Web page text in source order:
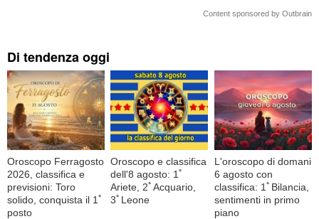
Content sponsored by Outbrain
Di tendenza oggi
Oroscopo Ferragosto
2026, classifica e
previsioni: Toro
solido, conquista il 1ﾟ
posto
Oroscopo e classifica
dell'8 agosto: 1ﾟ
Ariete, 2ﾟAcquario,
3ﾟLeone
L'oroscopo di domani
6 agosto con
classifica: 1ﾟBilancia,
sentimenti in primo
piano